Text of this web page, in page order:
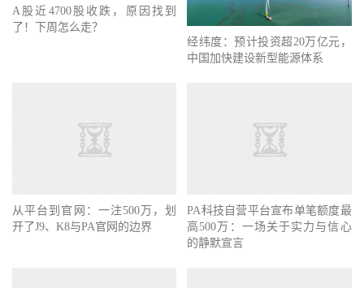
A股近4700股收跌，原因找到
了！下周怎么走？
经纬度：预计投资超20万亿元，
中国加快建设新型能源体系
从平台到官网：一注500万，划
开了J9、K8与PA官网的边界
PA科技自营平台宣布单笔额度最
高500万：一场关于实力与信心
的静默宣言